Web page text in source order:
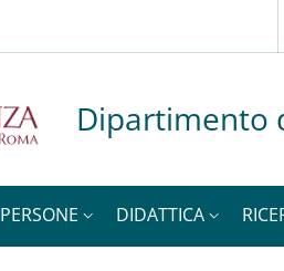
Dipartimento
PERSONE DIDATTICA